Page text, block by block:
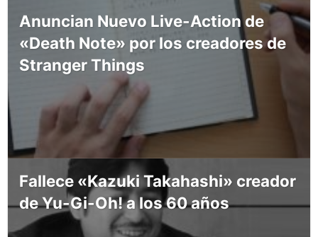
Anuncian Nuevo Live-Action de
«Death Note» por los creadores de
Stranger Things
Fallece «Kazuki Takahashi» creador
de Yu-Gi-Oh! a los 60 años